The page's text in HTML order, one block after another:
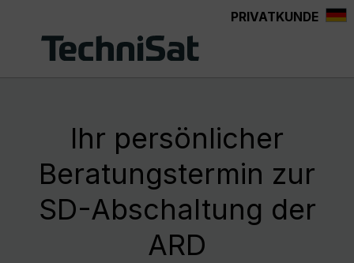
PRIVATKUNDE
Ihr persönlicher
Beratungstermin zur
SD-Abschaltung der
ARD